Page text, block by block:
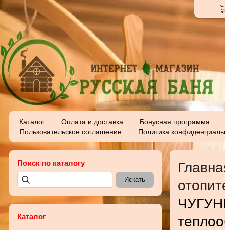
Каталог Оплата и доставка
Бонусная программа
Пользовательское соглашение
Политика
Поиск по каталогу
Каталог